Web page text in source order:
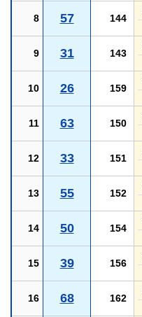
8 57 144
9 31 143
10 26 159
11 63 150
12 33 151
13 55 152
14 50 154
15 39 156
16 68 162